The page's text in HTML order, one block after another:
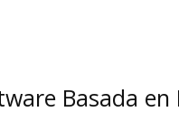
Basada en